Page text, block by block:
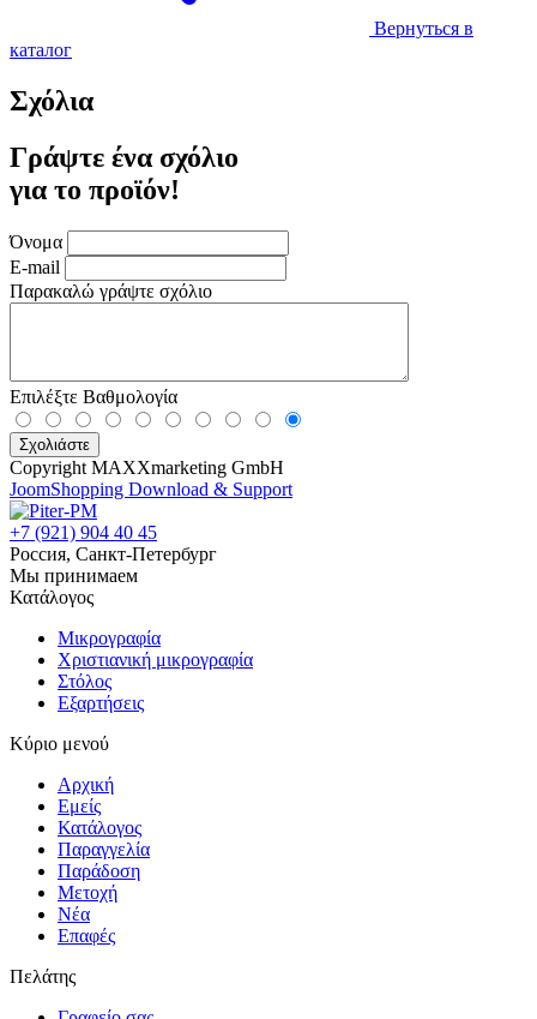
Вернуться в
каталог
Σχόλια
Γράψτε ένα σχόλιο
για το προϊόν!
Όνομα
E-mail
Παρακαλώ γράψτε σχόλιο
Επιλέξτε Βαθμολογία
Copyright MAXXmarketing GmbH
JoomShopping Download & Support
+7 (921) 904 40 45
Россия, Санкт-Петербург
Мы принимаем
Κατάλογος
Μικρογραφία
Χριστιανική μικρογραφία
Στόλος
Εξαρτήσεις
Κύριο μενού
Αρχική
Εμείς
Κατάλογος
Παραγγελία
Παράδοση
Mετοχή
Νέα
Επαφές
Πελάτης